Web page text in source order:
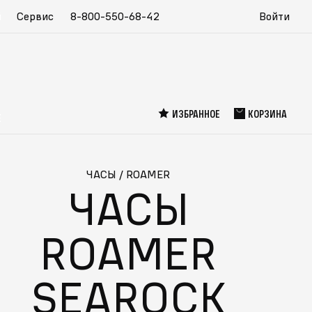
Сервис 8-800-550-68-42 Войти
ИЗБРАННОЕ КОРЗИНА
ЧАСЫ / ROAMER
ЧАСЫ
ROAMER
SEAROCK